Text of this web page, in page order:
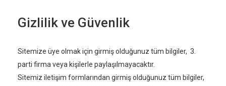
Gizlilik ve Güvenlik
Sitemize üye olmak için girmiş olduğunuz tüm bilgiler, 3.
parti firma veya kişilerle paylaşılmayacaktır.
Sitemiz iletişim formlarından girmiş olduğunuz tüm bilgiler,